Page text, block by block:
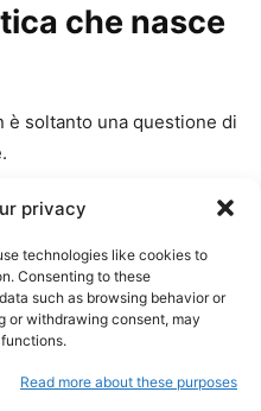
privacy
technologies like cookies to
Consenting to these
such as browsing behavior or
or withdrawing consent, may
Read more about these purposes
che nasce
è soltanto una questione di